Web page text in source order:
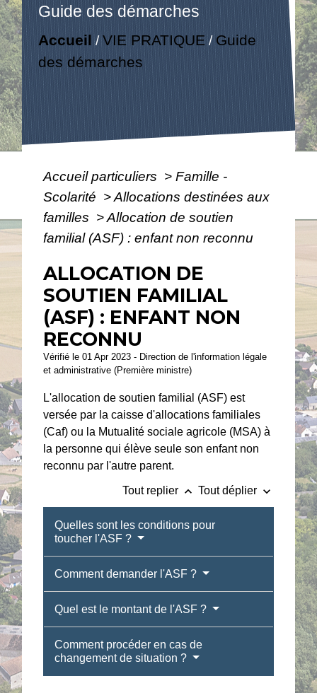
Guide des démarches
Accueil /VIE PRATIQUE / Guide
des démarches
Accueil particuliers > Famille -
Scolarité >Allocations destinées aux
familles >Allocation de soutien
familial (ASF) : enfant non reconnu
ALLOCATION DE
SOUTIEN FAMILIAL
(ASF) : ENFANT NON
RECONNU
Vérifié le 01 Apr 2023 - Direction de l'information légale
et administrative (Première ministre)
L'allocation de soutien familial (ASF) est
versée par la caisse d'allocations familiales
(Caf) ou la Mutualité sociale agricole (MSA) à
la personne qui élève seule son enfant non
reconnu par l'autre parent.
Tout replier keyboard_arrow_up Tout déplier keyboard_arrow_down
Quelles sont les conditions pour
toucher l'ASF ?
Comment demander l'ASF ?
Quel est le montant de l'ASF ?
Comment procéder en cas de
changement de situation ?